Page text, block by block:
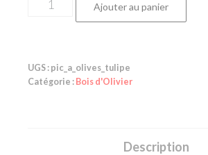
Ajouter au panier
UGS : pic_a_olives_tulipe
Catégorie : Bois d'Olivier
Description